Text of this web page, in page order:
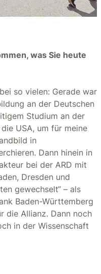
was Sie heute
so vielen: Gerade war
an der Deutschen
Studium an der
USA, um für meine
in
Dann hinein in
bei der ARD mit
Dresden und
gewechselt“ – als
Baden-Württemberg
die Allianz. Dann noch
in der Wissenschaft